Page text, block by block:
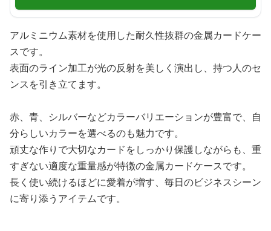
アルミニウム素材を使用した耐久性抜群の金属カードケー
スです。
表面のライン加工が光の反射を美しく演出し、持つ人のセ
ンスを引き立てます。
赤、青、シルバーなどカラーバリエーションが豊富で、自
分らしいカラーを選べるのも魅力です。
頑丈な作りで大切なカードをしっかり保護しながらも、重
すぎない適度な重量感が特徴の金属カードケースです。
長く使い続けるほどに愛着が増す、毎日のビジネスシーン
に寄り添うアイテムです。